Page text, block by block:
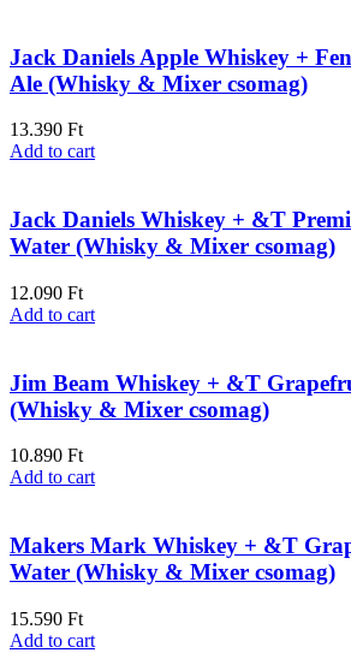
Jack Daniels Apple Whiskey +
Ale (Whisky & Mixer csomag)
13.390 Ft
Add to cart
Jack Daniels Whiskey + &T
Water (Whisky & Mixer csomag)
12.090 Ft
Add to cart
Jim Beam Whiskey + &T
(Whisky & Mixer csomag)
10.890 Ft
Add to cart
Makers Mark Whiskey + &T
Water (Whisky & Mixer csomag)
15.590 Ft
Add to cart